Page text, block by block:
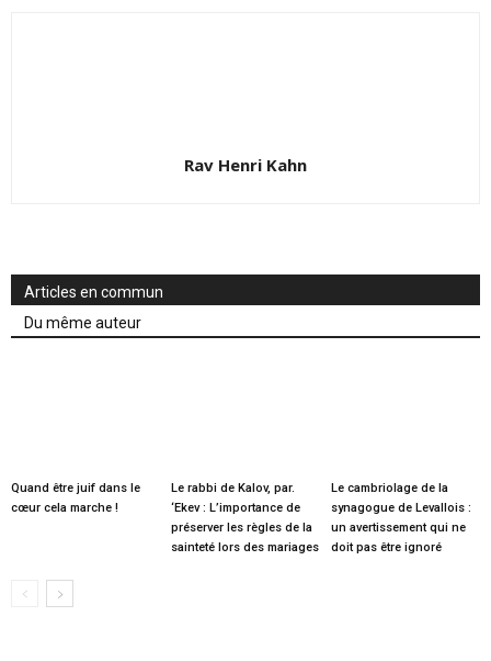
Rav Henri Kahn
Articles en commun
Du même auteur
Quand être juif dans le
cœur cela marche !
Le rabbi de Kalov, par.
‘Ekev : L’importance de
préserver les règles de la
sainteté lors des mariages
Le cambriolage de la
synagogue de Levallois :
un avertissement qui ne
doit pas être ignoré